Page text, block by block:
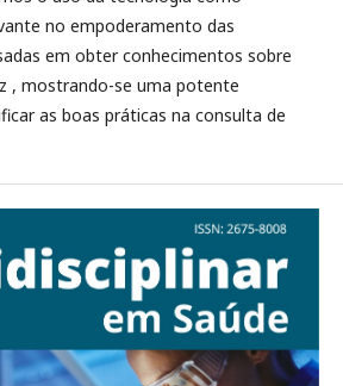
no empoderamento das
em obter conhecimentos sobre
, mostrando-se uma potente
as boas práticas na consulta de